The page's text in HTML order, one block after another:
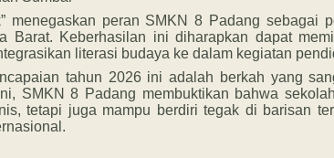
menegaskan peran SMKN 8 Padang sebagai
Barat. Keberhasilan ini diharapkan dapat
literasi budaya ke dalam kegiatan
tahun 2026 ini adalah berkah yang
SMKN 8 Padang membuktikan bahwa
tetapi juga mampu berdiri tegak di barisan